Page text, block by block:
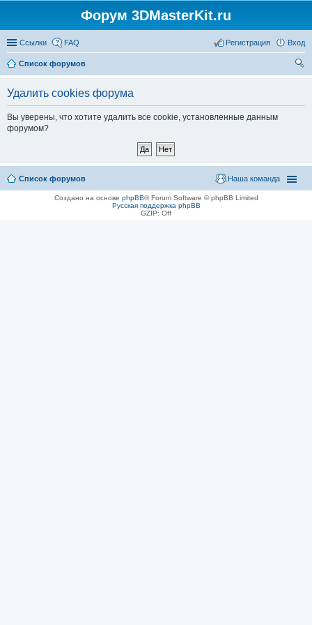
Форум 3DMasterKit.ru
Ссылки FAQ Вход
Регистрация
Список форумов
Удалить cookies форума
Вы уверены, что хотите удалить все cookie, установленные данным
форумом?
Список форумов Наша команда
Создано на основе phpBB® Forum Software © phpBB Limited
Русская поддержка phpBB
GZIP: Off